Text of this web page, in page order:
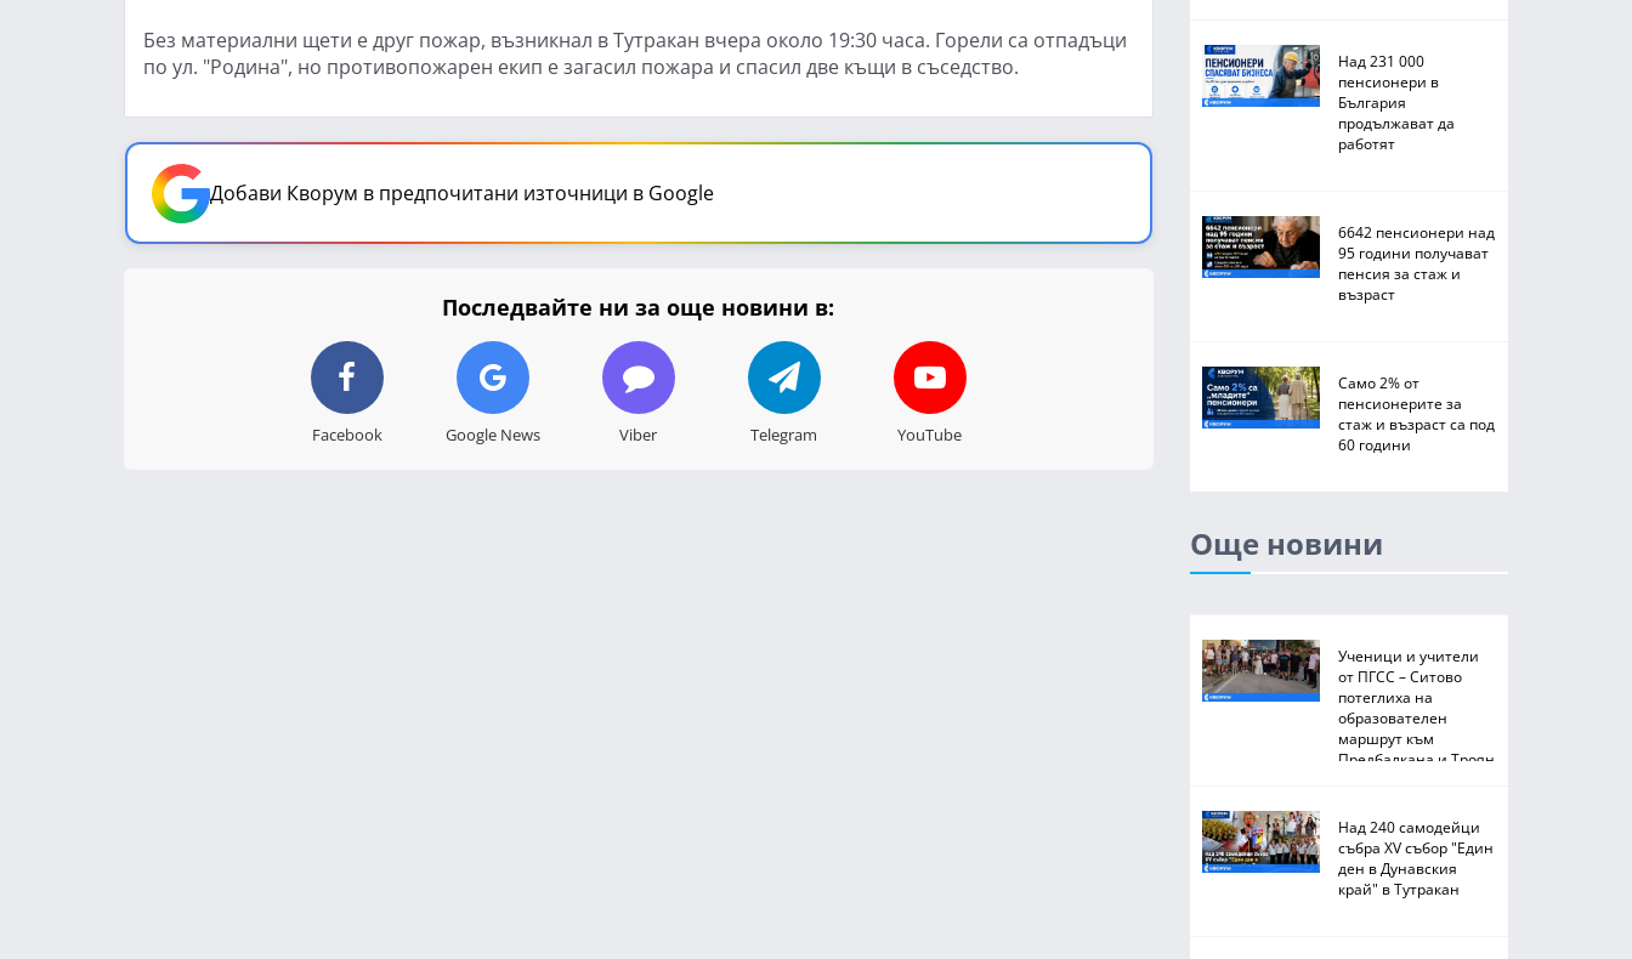
Без материални щети е друг пожар, възникнал в Тутракан вчера около 19:30 часа. Горели са отпадъци
по ул. "Родина", но противопожарен екип е загасил пожара и спасил две къщи в съседство.
Добави Кворум в предпочитани източници в Google
Последвайте ни за още новини в:
Facebook Google News Viber Telegram YouTube
Над 231 000
пенсионери в
България
продължават да
работят
6642 пенсионери над
95 години получават
пенсия за стаж и
възраст
Само 2% от
пенсионерите за
стаж и възраст са под
60 години
Още новини
Ученици и учители
от ПГСС – Ситово
потеглиха на
образователен
маршрут към
Предбалкана и Троян
Над 240 самодейци
събра XV събор "Един
ден в Дунавския
край" в Тутракан